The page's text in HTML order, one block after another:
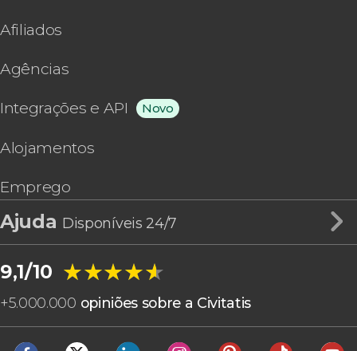
Afiliados
Agências
Integrações e API Novo
Alojamentos
Emprego
Ajuda Disponíveis 24/7
9,1/10 ★★★★★
★★★★★
+5.000.000 opiniões sobre a Civitatis